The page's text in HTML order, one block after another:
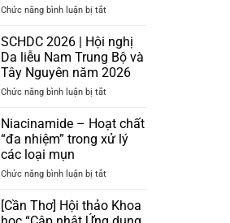
Chức năng bình luận bị tắtở
Phí]
Chuyển
giao
quy
trình
ẩm
da
bộ
tặng
trị
SCHDC 2026 | Hội nghị
Da liễu Nam Trung Bộ và
Tây Nguyên năm 2026
Chức năng bình luận bị tắtở
2026
|
Hội
Da
Nam
Trung
Niacinamide – Hoạt chất
“đa nhiệm” trong xử lý
các loại mụn
Chức năng bình luận bị tắtở
–
Hoạt
[Cần Thơ] Hội thảo Khoa